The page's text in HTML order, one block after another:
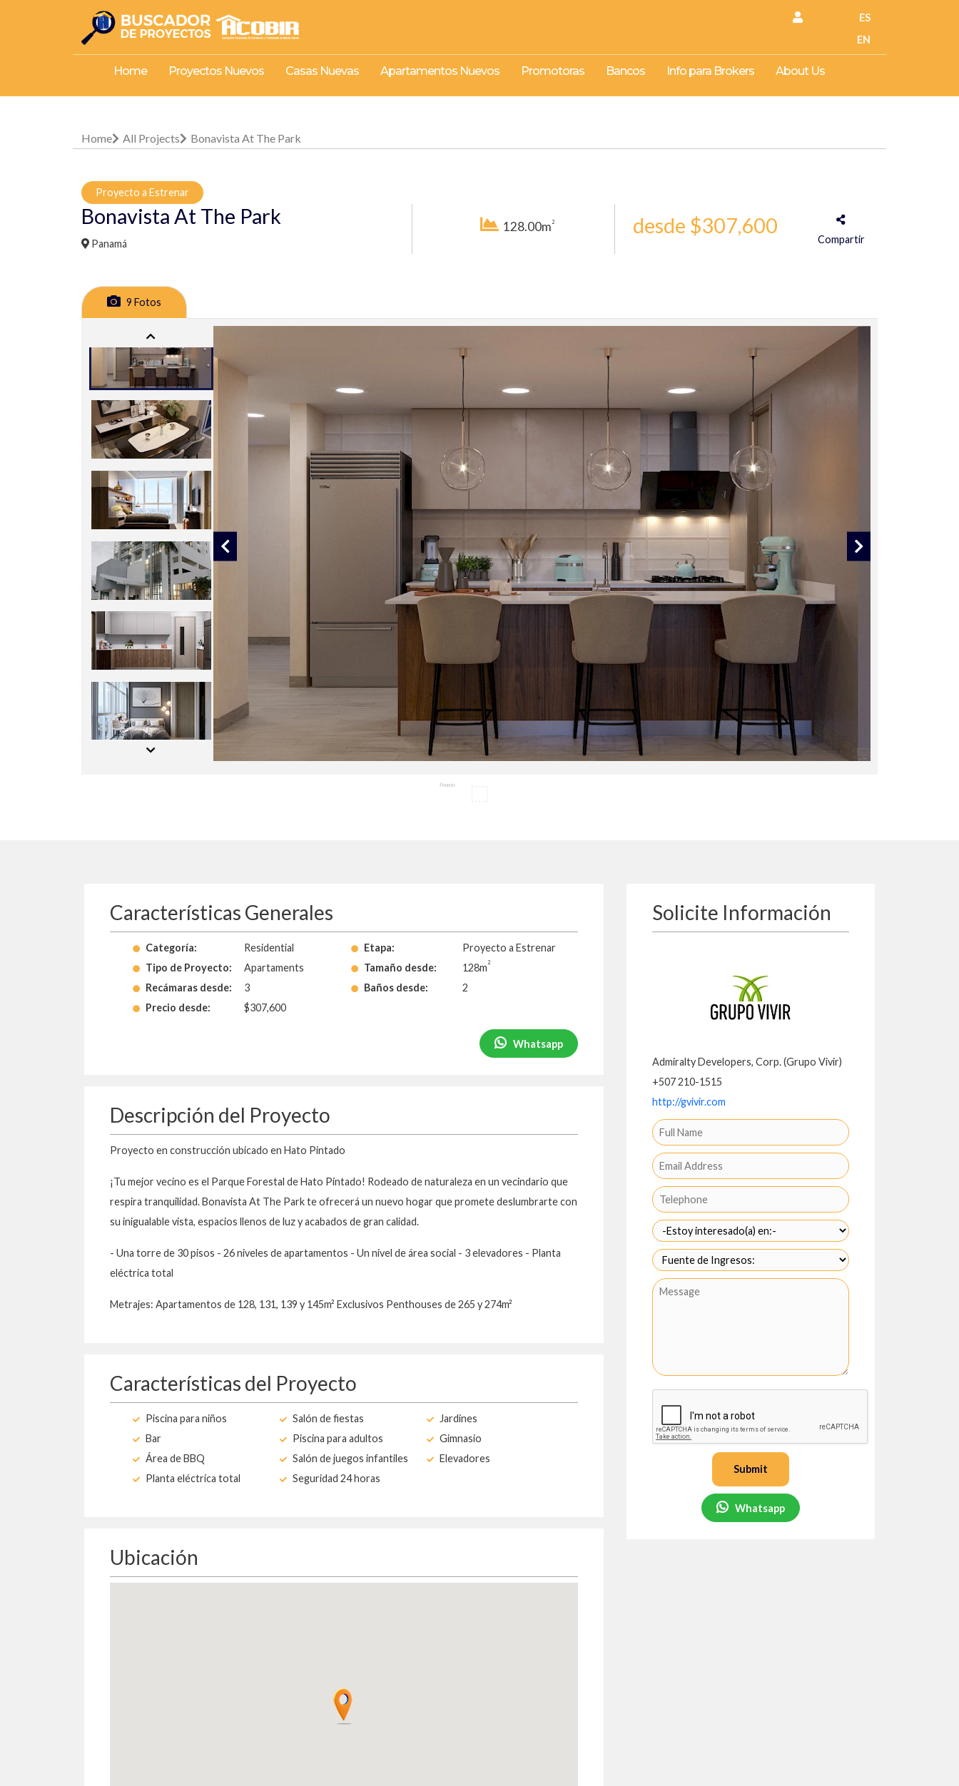
ES
EN
Home Proyectos Nuevos Casas Nuevas Apartamentos Nuevos Promotoras Bancos Info para Brokers About Us
Home All Projects Bonavista At The Park
Proyecto a Estrenar
Bonavista At The Park
Panamá
128.00m 2 desde $307,600
Compartir
9 Fotos
Anuncio
Características Generales
Categoría: Residential Etapa:
Proyecto a Estrenar
Tipo de Proyecto:
Apartaments Tamaño desde: 128m 2
Recámaras desde: 3 Baños desde:
2
Precio desde:
$307,600
Whatsapp
Descripción del Proyecto
Proyecto en construcción ubicado en Hato Pintado
¡Tu mejor vecino es el Parque Forestal de Hato Pintado! Rodeado de naturaleza en un vecindario que
respira tranquilidad. Bonavista At The Park te ofrecerá un nuevo hogar que promete deslumbrarte con
su inigualable vista, espacios llenos de luz y acabados de gran calidad.
- Una torre de 30 pisos - 26 niveles de apartamentos - Un nivel de área social - 3 elevadores - Planta
eléctrica total
Metrajes: Apartamentos de 128, 131, 139 y 145m² Exclusivos Penthouses de 265 y 274m²
Características del Proyecto
Piscina para niños Salón de fiestas
Jardines
Bar
Piscina para adultos
Gimnasio
Área de BBQ
Salón de juegos infantiles
Elevadores
Planta eléctrica total
Seguridad 24 horas
Ubicación
Solicite Información
Admiralty Developers, Corp. (Grupo Vivir)
+507 210-1515
http://gvivir.com
Submit
Whatsapp